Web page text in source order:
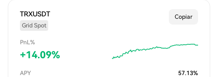
TRXUSDT
Grid Spot
Copiar
PnL%
+14.09%
APY 57.13%